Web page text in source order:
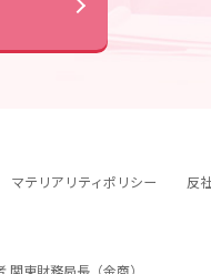
マテリアリティポリシー 反
関東財務局長（金商）